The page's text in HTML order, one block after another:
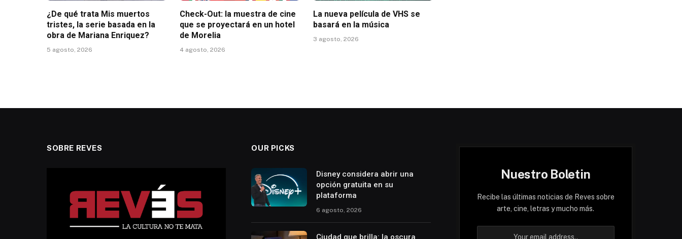
¿De qué trata Mis muertos
tristes, la serie basada en la
obra de Mariana Enriquez?
5 agosto, 2026
Check-Out: la muestra de cine
que se proyectará en un hotel
de Morelia
4 agosto, 2026
La nueva película de VHS se
basará en la música
3 agosto, 2026
SOBRE REVES OUR PICKS
Disney considera abrir una
opción gratuita en su
plataforma
6 agosto, 2026
Ciudad que brilla: la oscura
Nuestro Boletin
Recibe las últimas noticias de Reves sobre
arte, cine, letras y mucho más.